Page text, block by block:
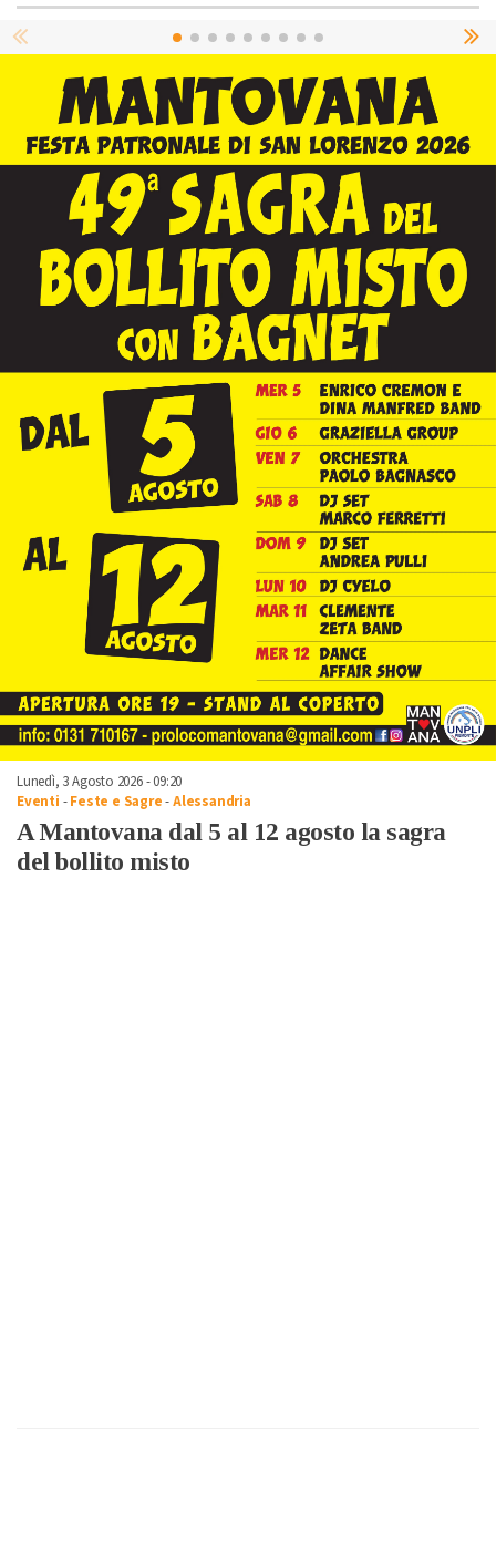
Lunedì, 3 Agosto 2026 - 09:20
Eventi -Feste e Sagre-Alessandria
A Mantovana dal 5 al 12 agosto la sagra
del bollito misto